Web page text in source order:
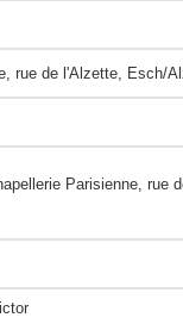
rue de l'Alzette, Esch/
Parisienne, rue